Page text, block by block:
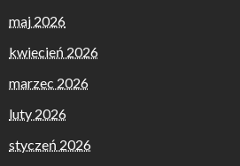
maj 2026
kwiecień 2026
marzec 2026
luty 2026
styczeń 2026